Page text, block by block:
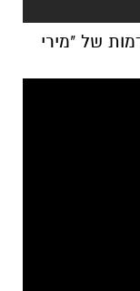
של "מירי